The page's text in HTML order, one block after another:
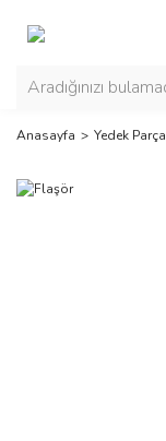
Anasayfa Yedek Parça